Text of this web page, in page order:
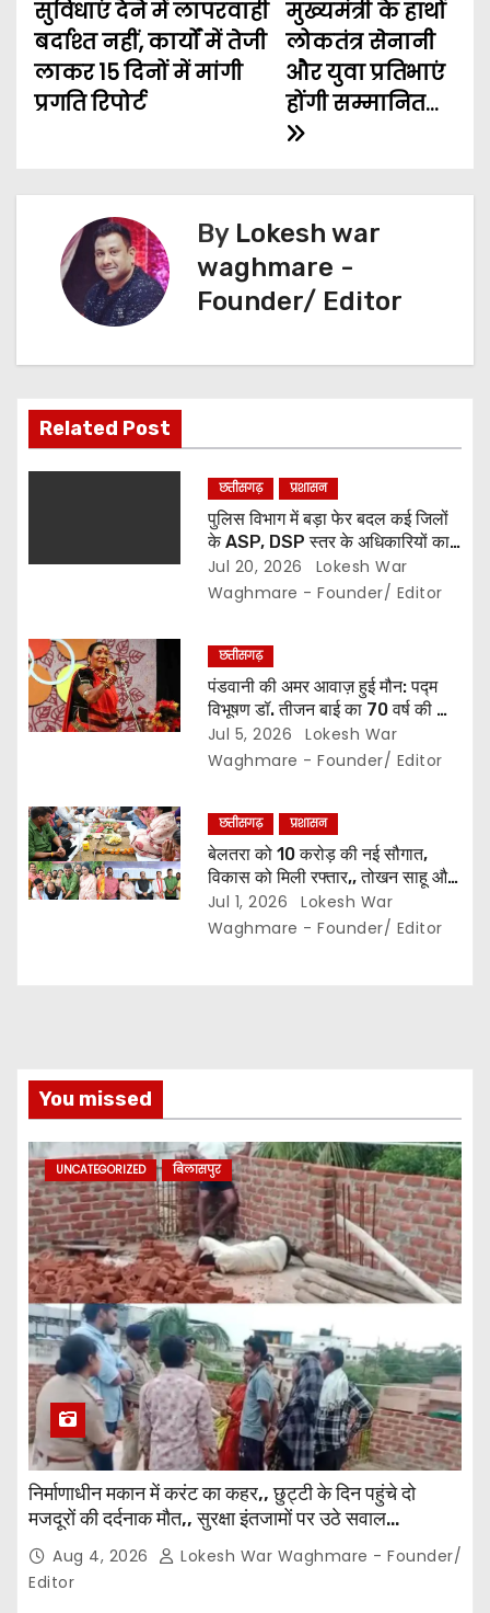
r
n
a
i
i
o
n
मुख्यमंत्री के हाथों
लोकतंत्र सेनानी
और युवा प्रतिभाएं
होंगी सम्मानित…
सुविधाएं देने में लापरवाही
बर्दाश्त नहीं, कार्यों में तेजी
लाकर 15 दिनों में मांगी
प्रगति रिपोर्ट
By Lokesh war
waghmare -
Founder/ Editor
Related Post
छत्तीसगढ़ प्रशासन
पुलिस विभाग में बड़ा फेर बदल कई जिलों
के ASP, DSP स्तर के अधिकारियों का
तबादला,, मिली नई जिम्मेदारी… देखे सूची..
Jul 20, 2026
Lokesh War
Waghmare - Founder/ Editor
छत्तीसगढ़
पंडवानी की अमर आवाज़ हुई मौन: पद्म
विभूषण डॉ. तीजन बाई का 70 वर्ष की आयु
में निधन,, कला जगत में शोक की लहर…
Jul 5, 2026
Lokesh War
Waghmare - Founder/ Editor
छत्तीसगढ़ प्रशासन
बेलतरा को 10 करोड़ की नई सौगात,
विकास को मिली रफ्तार,, तोखन साहू और
अरुण साव ने मुक्तिधाम व सामुदायिक भवन
के लिए की डेढ़ करोड़ की घोषणा,,
Jul 1, 2026
Lokesh War
Waghmare - Founder/ Editor
You missed
UNCATEGORIZED बिलासपुर
निर्माणाधीन मकान में करंट का कहर,, छुट्टी के दिन पहुंचे दो
मजदूरों की दर्दनाक मौत,, सुरक्षा इंतजामों पर उठे सवाल…
Aug 4, 2026
Lokesh War Waghmare - Founder/
Editor